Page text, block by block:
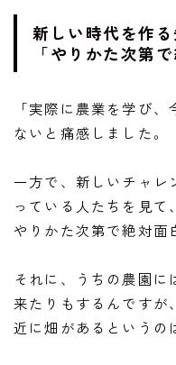
新しい時代を作
「やりかた次第
「実際に農業を学び
ないと痛感しました。
一方で、新しいチャレ
っている人たちを見て
やりかた次第で絶対面
それに、うちの農園に
来たりもするんですが
近に畑があるというの